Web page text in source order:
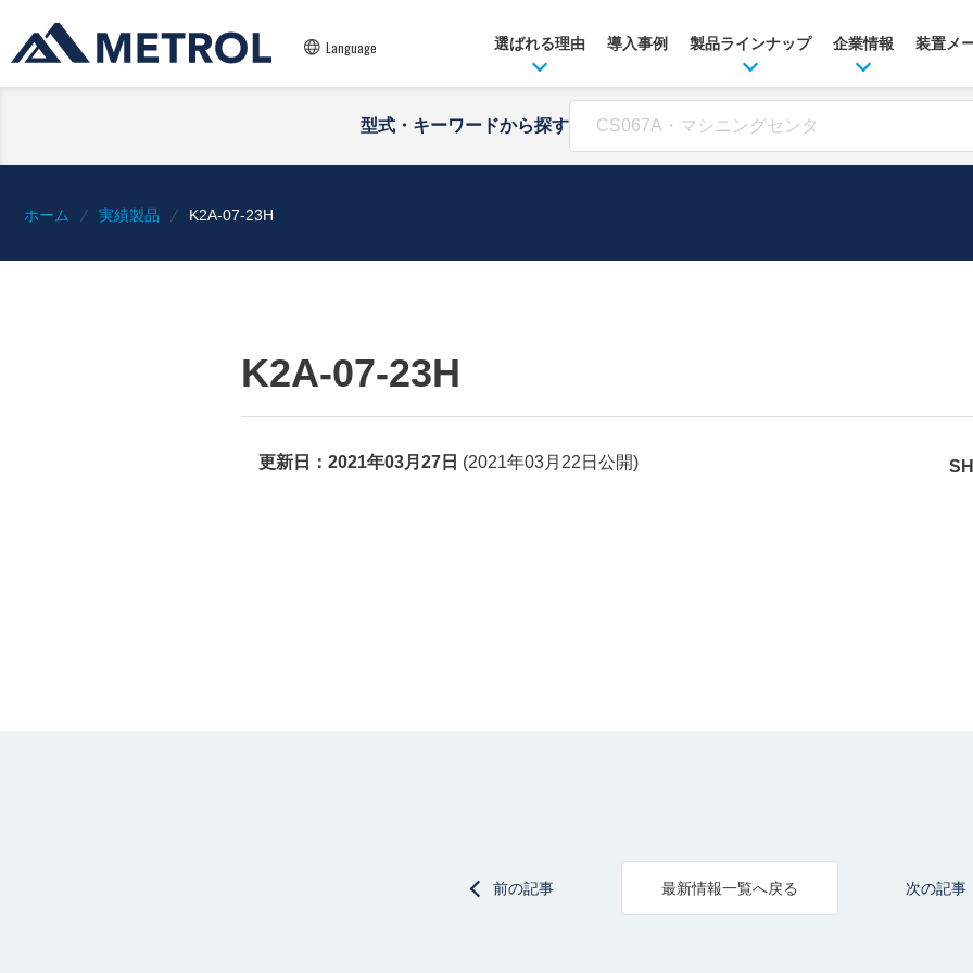
Language 選ばれる理由 導入事例 製品ラインナップ 企業情報 装置メ
型式・キーワードから探す
ホーム 実績製品 K2A-07-23H
K2A-07-23H
更新日： 2021年03月27日 (2021年03月22日 公開)
前の記事 最新情報一覧へ戻る 次の記事